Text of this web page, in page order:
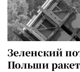
Зеленский
Польши